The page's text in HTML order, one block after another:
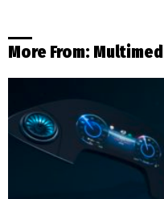
More From: